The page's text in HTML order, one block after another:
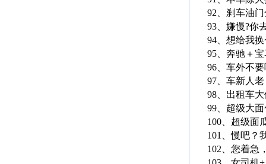
92、刹车油
93、嫌慢?你
94、想给我
95、奔驰＋
96、车外不
97、车新人
98、出租车
99、超级大
100、超级面
101、慢吧？
102、您着急